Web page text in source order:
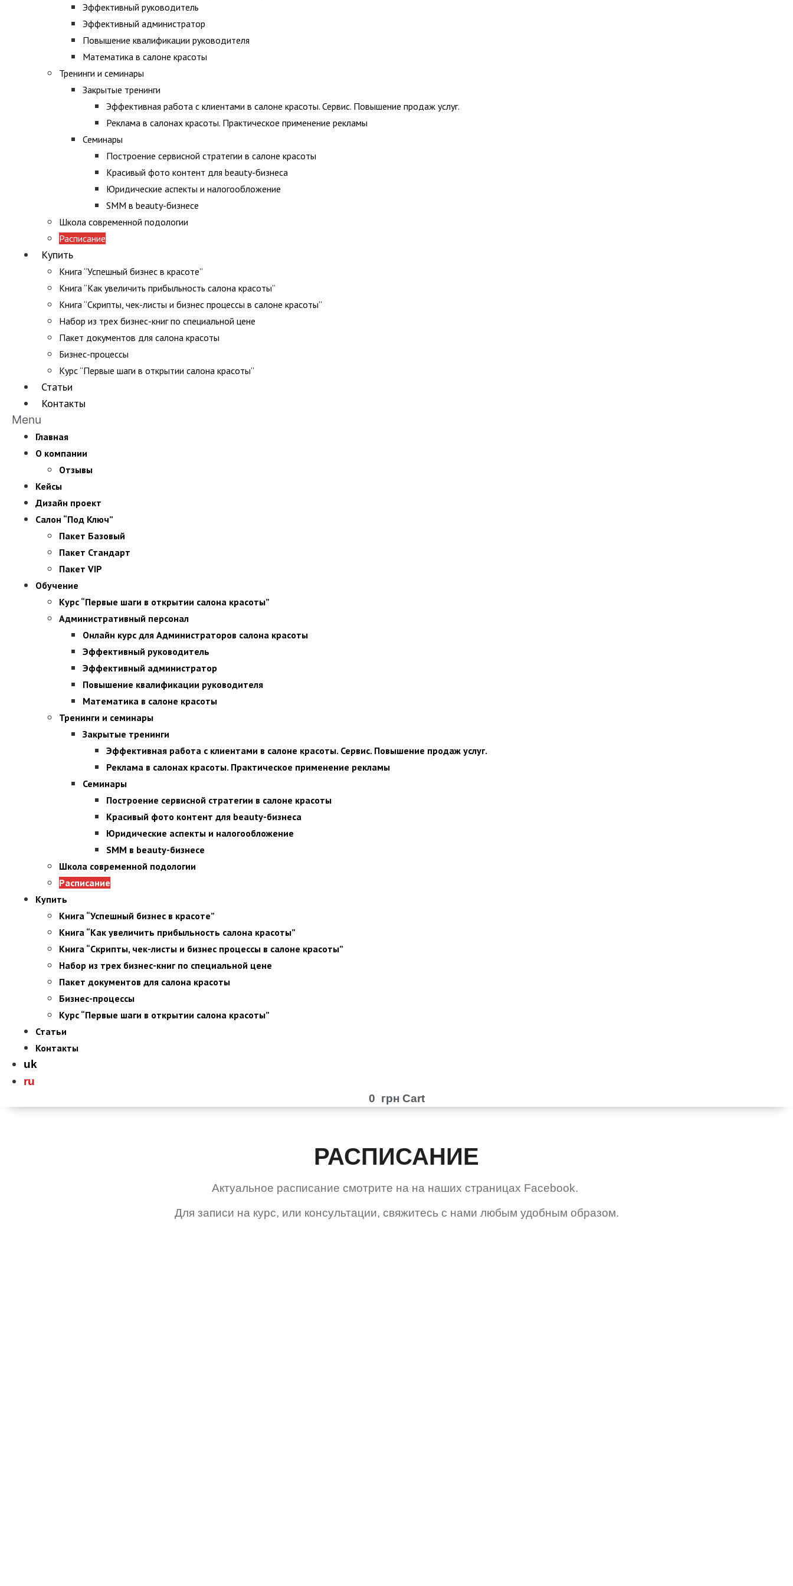
Эффективный руководитель
Эффективный администратор
Повышение квалификации руководителя
Математика в салоне красоты
Тренинги и семинары
Закрытые тренинги
Эффективная работа с клиентами в салоне красоты. Сервис. Повышение продаж услуг.
Реклама в салонах красоты. Практическое применение рекламы
Семинары
Построение сервисной стратегии в салоне красоты
Красивый фото контент для beauty-бизнеса
Юридические аспекты и налогообложение
SMM в beauty-бизнесе
Школа современной подологии
Расписание
Купить
Книга “Успешный бизнес в красоте”
Книга “Как увеличить прибыльность салона красоты”
Книга “Скрипты, чек-листы и бизнес процессы в салоне красоты”
Набор из трех бизнес-книг по специальной цене
Пакет документов для салона красоты
Бизнес-процессы
Курс “Первые шаги в открытии салона красоты”
Статьи
Контакты
Menu
Главная
О компании
Отзывы
Кейсы
Дизайн проект
Салон “Под Ключ”
Пакет Базовый
Пакет Стандарт
Пакет VIP
Обучение
Курс “Первые шаги в открытии салона красоты”
Административный персонал
Онлайн курс для Администраторов салона красоты
Эффективный руководитель
Эффективный администратор
Повышение квалификации руководителя
Математика в салоне красоты
Тренинги и семинары
Закрытые тренинги
Эффективная работа с клиентами в салоне красоты. Сервис. Повышение продаж услуг.
Реклама в салонах красоты. Практическое применение рекламы
Семинары
Построение сервисной стратегии в салоне красоты
Красивый фото контент для beauty-бизнеса
Юридические аспекты и налогообложение
SMM в beauty-бизнесе
Школа современной подологии
Расписание
Купить
Книга “Успешный бизнес в красоте”
Книга “Как увеличить прибыльность салона красоты”
Книга “Скрипты, чек-листы и бизнес процессы в салоне красоты”
Набор из трех бизнес-книг по специальной цене
Пакет документов для салона красоты
Бизнес-процессы
Курс “Первые шаги в открытии салона красоты”
Статьи
Контакты
uk
ru
0 грн Cart
РАСПИСАНИЕ
Актуальное расписание смотрите на на наших страницах Facebook.
Для записи на курс, или консультации, свяжитесь с нами любым удобным образом.